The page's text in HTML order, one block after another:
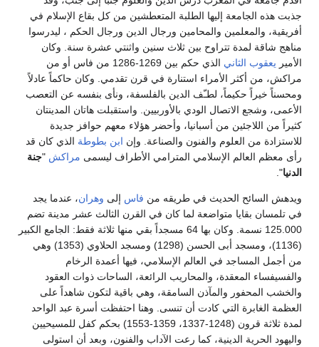
جذبت هذه الجامعة إليها الطلبة المتعطشين من كل بقاع الإسلام في
أفريقية، والمعلمين والمحامين ورجال الدين ورجال الحكم ، ليدرسوا
مناهج شاقة لمدة تتراوح بين ثلاث سنين واثنتي عشرة سنة. وكان
الأمير يعقوب الثاني
الذي حكم بين 1269-1286 من فاس أو من
مراكش، من أكثر الأمراء استنارة في قرن تقدمي. وكان حاكماً عادلاً
ومحسناً خيراً حكيماً، لطـّف الدين بالفلسفة، ونأى بنفسه عن التعصب
الأعمى، وشجع الاتصال الودي بالأوربيين. واستقبلت هاتان المدينتان
كثيراً من اللاجئين من أسبانيا، وأحضر هؤلاء معهم حوافز جديدة
للاستزادة من العلوم والفنون والصناعة. وإن ابن بطوطة الذي كان قد
رأى معظم العالم الإسلامي المترامي الأطراف ليسمى مراكش "جنة
الدنيا".
ويدهش السائح الحديث في طريقه من فاس إلى وهران، عندما يجد
في تلمسان بقايا متواضعة لما كان في القرن الثالث عشر مدينة تضم
125.000 نسمة. وكان بها 64 مسجداً بقي منها ثلاثة فقط: الجامع الكبير
(1136)، ومسجد أبى الحسن (1298) ومسجد الحلاوي (1353) وهي
من أجمل المساجد في العالم الإسلامي، فيها أعمدة الرخام
والفسيفساء المعقدة، والمحاريب الرائعة، الساحات ذوات العقود
والخشب المحفور والمآذن السامقة، وهي باقية لتكون شاهداً على
العظمة الغابرة التي كادت أن تنسى. وهنا احتفظت أسرة عبد الواحد
لمدة ثلاثة قرون (1248-1337، 1359-1553) بحكم كفل للمسيحيين
واليهود الحرية الدينية، كما رعت الآداب والفنون، وبعد أن استولى